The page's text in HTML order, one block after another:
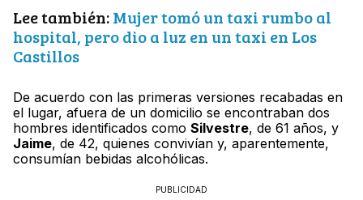
Lee también:Mujer tomó un taxi rumbo al
hospital, pero dio a luz en un taxi en Los
Castillos
De acuerdo con las primeras versiones recabadas en
el lugar, afuera de un domicilio se encontraban dos
hombres identificados como Silvestre, de 61 años, y
Jaime, de 42, quienes convivían y, aparentemente,
consumían bebidas alcohólicas.
PUBLICIDAD